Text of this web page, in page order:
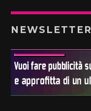
NEWSLETTER